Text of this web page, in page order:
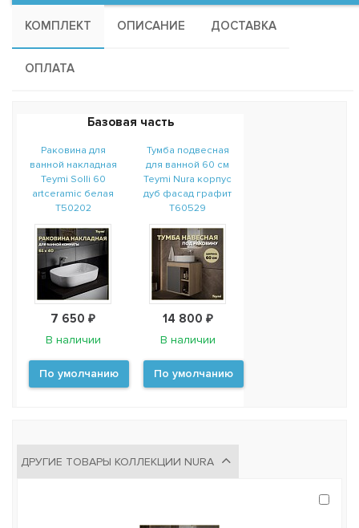
КОМПЛЕКТ ОПИСАНИЕ ДОСТАВКА
ОПЛАТА
Базовая часть
Раковина для
ванной накладная
Teymi Solli 60
artceramic белая
T50202
7 650 ₽
В наличии
По умолчанию
Тумба подвесная
для ванной 60 см
Teymi Nura корпус
дуб фасад графит
T60529
14 800 ₽
В наличии
По умолчанию
ДРУГИЕ ТОВАРЫ КОЛЛЕКЦИИ NURA